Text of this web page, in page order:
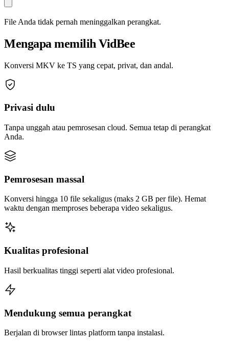
File Anda tidak pernah meninggalkan perangkat.
Mengapa memilih VidBee
Konversi MKV ke TS yang cepat, privat, dan andal.
Privasi dulu
Tanpa unggah atau pemrosesan cloud. Semua tetap di perangkat
Anda.
Pemrosesan massal
Konversi hingga 10 file sekaligus (maks 2 GB per file). Hemat
waktu dengan memproses beberapa video sekaligus.
Kualitas profesional
Hasil berkualitas tinggi seperti alat video profesional.
Mendukung semua perangkat
Berjalan di browser lintas platform tanpa instalasi.